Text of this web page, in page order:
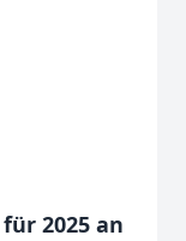
2025 an